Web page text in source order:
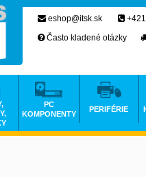
eshop@itsk.sk
Často kladené otázky
PC
KOMPONENTY
PERIFÉRIE